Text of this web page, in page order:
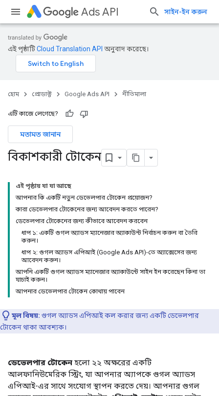
Ads API সাইন-ইন করুন
এই পৃষ্ঠাটিCloud Translation API অনুবাদ করেছে।
হোম প্রোডাক্ট Google Ads API নীতিমালা
এটি কাজে লেগেছে?
মতামত জানান
বিকাশকারী টোকেন
এই পৃষ্ঠায় যা যা আছে
আপনার কি একটি নতুন ডেভেলপার টোকেন প্রয়োজন?
কারা ডেভেলপার টোকেনের জন্য আবেদন করতে পারেন?
ডেভেলপার টোকেনের জন্য কীভাবে আবেদন করবেন
ধাপ ১: একটি গুগল অ্যাডস ম্যানেজার অ্যাকাউন্ট নির্বাচন করুন বা তৈরি
করুন।
ধাপ ২: গুগল অ্যাডস এপিআই (Google Ads API)-তে অ্যাক্সেসের জন্য
আবেদন করুন।
আপনি একটি গুগল অ্যাডস ম্যানেজার অ্যাকাউন্টে সাইন ইন করেছেন কিনা তা
যাচাই করুন।
আপনার ডেভেলপার টোকেন কোথায় পাবেন
মূল বিষয়: গুগল অ্যাডস এপিআই কল করার জন্য একটি ডেভেলপার
টোকেন থাকা আবশ্যক।
ডেভেলপার টোকেন হলো ২২ অক্ষরের একটি
আলফানিউমেরিক স্ট্রিং, যা আপনার অ্যাপকে গুগল অ্যাডস
এপিআই-এর সাথে সংযোগ স্থাপন করতে দেয়। আপনার গুগল